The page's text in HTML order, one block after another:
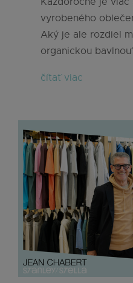
vyrobeného
Aký je ale rozdiel
organickou
čítať viac